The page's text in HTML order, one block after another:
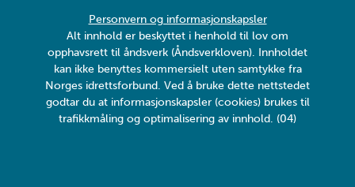
Personvern og informasjonskapsler
Alt innhold er beskyttet i henhold til lov om
opphavsrett til åndsverk (Åndsverkloven). Innholdet
kan ikke benyttes kommersielt uten samtykke fra
Norges idrettsforbund. Ved å bruke dette nettstedet
godtar du at informasjonskapsler (cookies) brukes til
trafikkmåling og optimalisering av innhold. (04)